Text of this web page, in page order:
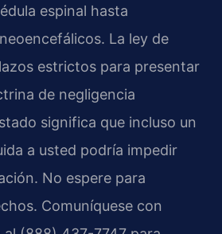
espinal hasta
La ley de
estrictos para presentar
de negligencia
significa que incluso un
a usted podría impedir
No espere para
Comuníquese con